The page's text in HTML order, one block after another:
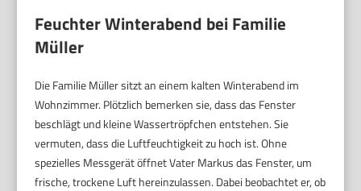
Feuchter Winterabend bei Familie
Müller
Die Familie Müller sitzt an einem kalten Winterabend im
Wohnzimmer. Plötzlich bemerken sie, dass das Fenster
beschlägt und kleine Wassertröpfchen entstehen. Sie
vermuten, dass die Luftfeuchtigkeit zu hoch ist. Ohne
spezielles Messgerät öffnet Vater Markus das Fenster, um
frische, trockene Luft hereinzulassen. Dabei beobachtet er, ob